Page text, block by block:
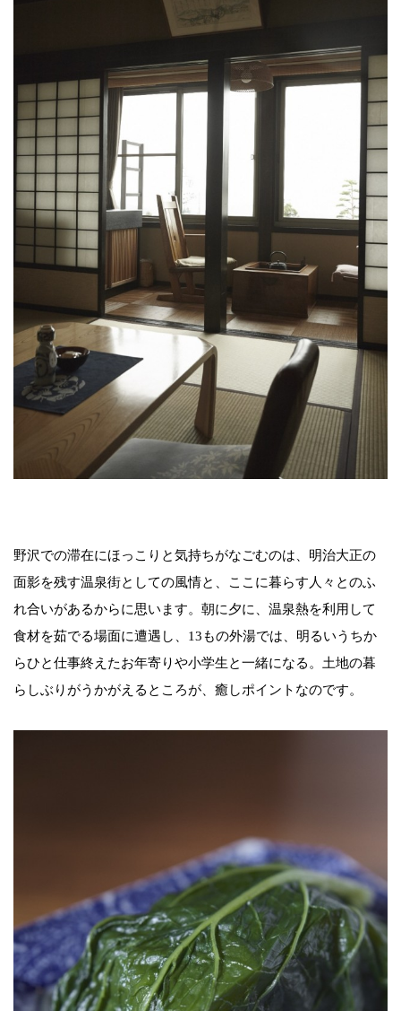
野沢での滞在にほっこりと気持ちがなごむのは、明治大正の
面影を残す温泉街としての風情と、ここに暮らす人々とのふ
れ合いがあるからに思います。朝に夕に、温泉熱を利用して
食材を茹でる場面に遭遇し、13もの外湯では、明るいうちか
らひと仕事終えたお年寄りや小学生と一緒になる。土地の暮
らしぶりがうかがえるところが、癒しポイントなのです。